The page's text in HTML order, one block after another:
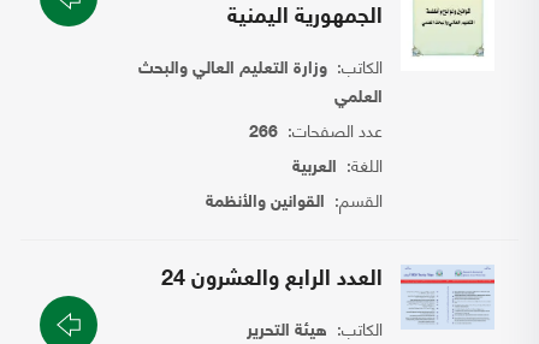
الجمهورية اليمنية
الكاتب:وزارة التعليم العالي والبحث
العلمي
عدد الصفحات:266
اللغة: العربية
القسم: القوانين والأنظمة
العدد الرابع والعشرون 24
الكاتب: هيئة التحرير